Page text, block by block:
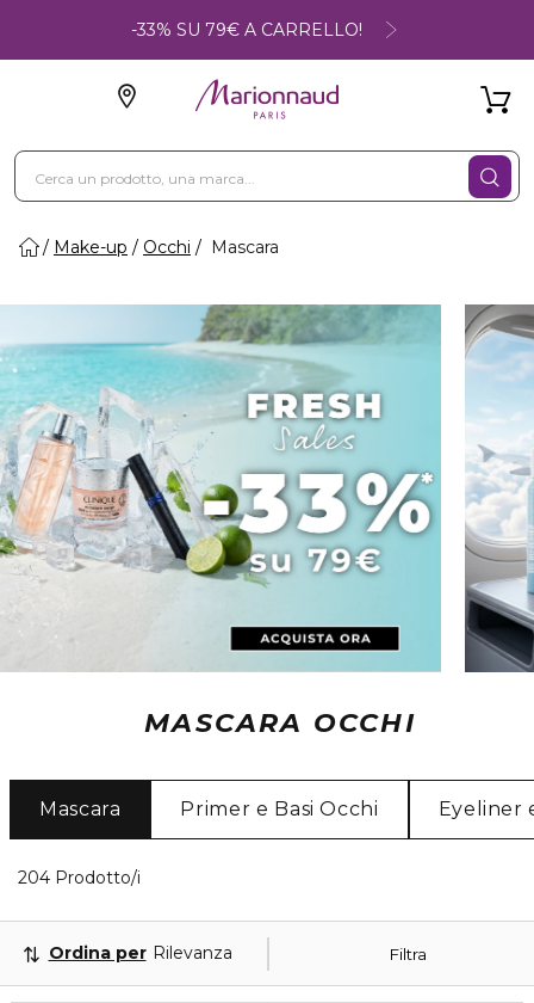
-33% SU 79€ A CARRELLO!
Make-up Occhi Mascara
MASCARA OCCHI
Mascara Primer e Basi Occhi Eyeliner
204 Prodotto/i
Filtra
Ordina per Rilevanza